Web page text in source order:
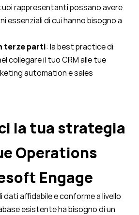
rappresentanti possano avere
essenziali di cui hanno bisogno a
terze parti: la best practice di
collegare il tuo CRM alle tue
automation e sales
la tua strategia
Operations
Engage
dati affidabile e conforme a livello
esistente ha bisogno di un